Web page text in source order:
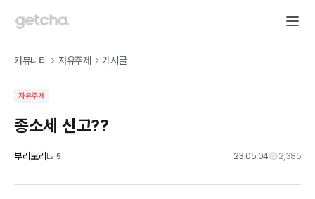
커뮤니티 자유주제 게시글
자유주제
종소세 신고??
부리모리 Lv 5 23.05.04 2,385